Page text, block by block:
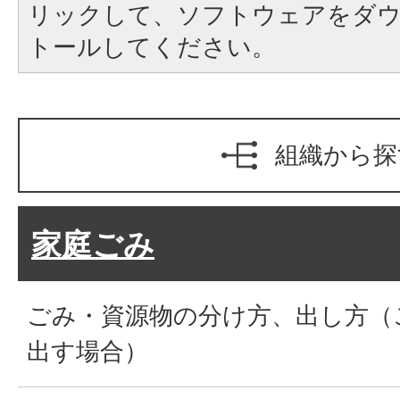
リックして、ソフトウェアをダ
トールしてください。
組織から
家庭ごみ
ごみ・資源物の分け方、出し方
出す場合）